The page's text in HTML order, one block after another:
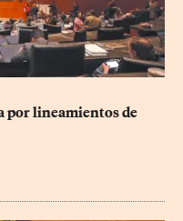
por lineamientos de